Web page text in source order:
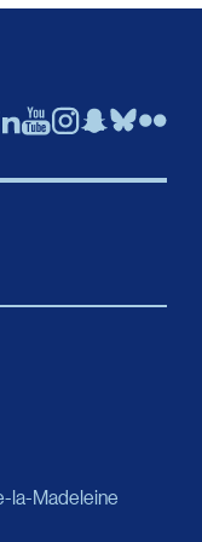
la-Madeleine